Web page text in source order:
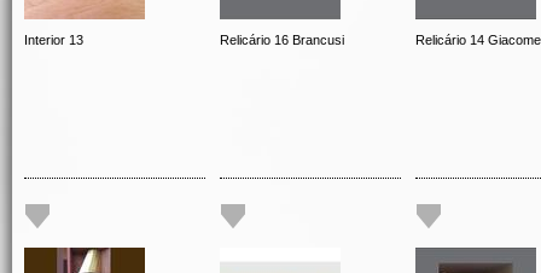
Interior 13 Relicário 16 Brancusi Relicário 14